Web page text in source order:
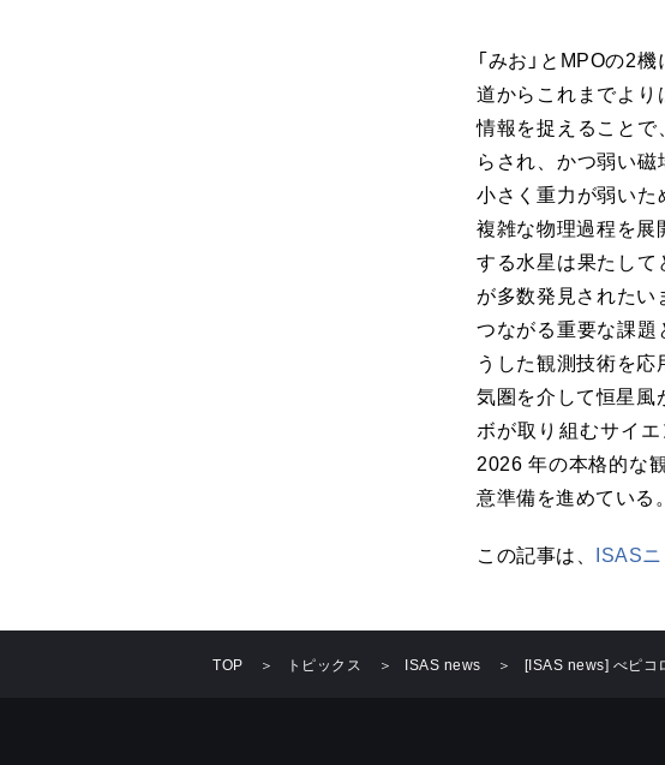
「みお」とMPOの2
道からこれまでよ
情報を捉えること
らされ、かつ弱い
小さく重力が弱い
複雑な物理過程を展
する水星は果たし
が多数発見されたい
つながる重要な課
うした観測技術を
気圏を介して恒星風
ボが取り組むサイ
2026 年の本格的な
意準備を進めている。
この記事は、 ISAS
TOP トピックス ISAS news [ISAS news] べピコ